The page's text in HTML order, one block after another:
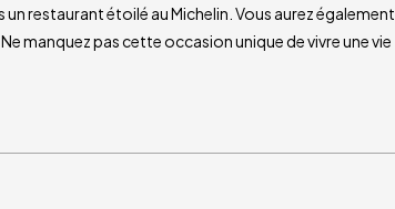
restaurant étoilé au Michelin. Vous aurez également
manquez pas cette occasion unique de vivre une vie